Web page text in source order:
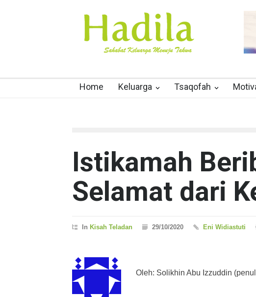
Home Keluarga Tsaqofah
Istikamah
Selamat dari
In Kisah Teladan 29/10/2020 Eni Widiastuti
Oleh: Solikhin Abu Izzuddin